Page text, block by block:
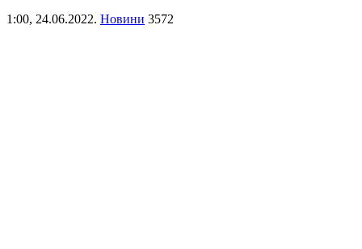
1:00, 24.06.2022. Новини 3572